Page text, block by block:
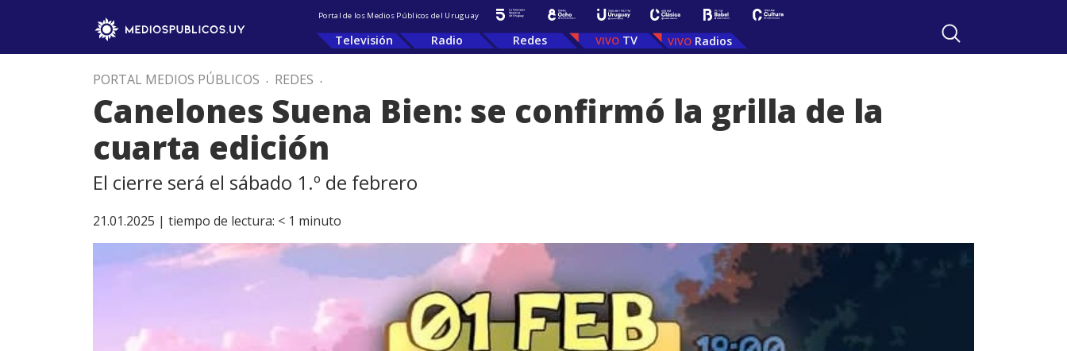
Portal de los Medios Públicos del Uruguay
Televisión Radio Redes TV Radios
PORTAL MEDIOS PÚBLICOS . REDES .
Canelones Suena Bien: se confirmó la grilla de la
cuarta edición
El cierre será el sábado 1.º de febrero
21.01.2025 | tiempo de lectura: < 1 minuto